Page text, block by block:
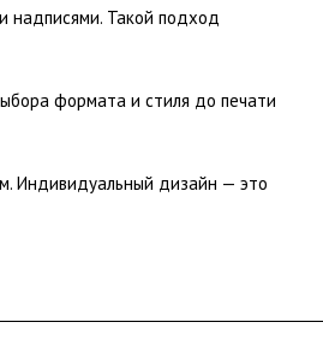
надписями. Такой подход
формата и стиля до печати
Индивидуальный дизайн — это